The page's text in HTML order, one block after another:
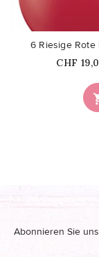
favorite_border
Price
CHF
Abonnieren Sie